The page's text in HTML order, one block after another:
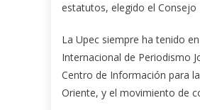
estatutos, elegido el
La Upec siempre ha tenido
Internacional de Periodismo
Centro de Información para
Oriente, y el movimiento de